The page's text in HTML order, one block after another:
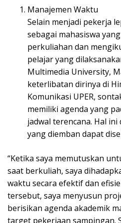
Manajemen Waktu
Selain menjadi pekerja
sebagai mahasiswa
perkuliahan dan
pelajar yang
Multimedia University,
keterlibatan dirinya di
Komunikasi UPER,
memiliki agenda yang
jadwal terencana. Hal
yang diemban dapat
“Ketika saya memutuskan
saat berkuliah, saya
waktu secara efektif dan
tersebut, saya menyusun
berisikan agenda akademik
target pekerjaan sampingan.